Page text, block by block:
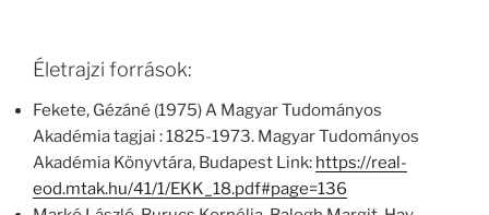
Életrajzi források:
Fekete, Gézáné (1975) A Magyar Tudományos
Akadémia tagjai : 1825-1973. Magyar Tudományos
Akadémia Könyvtára, Budapest Link: https://real-
eod.mtak.hu/41/1/EKK_18.pdf#page=136